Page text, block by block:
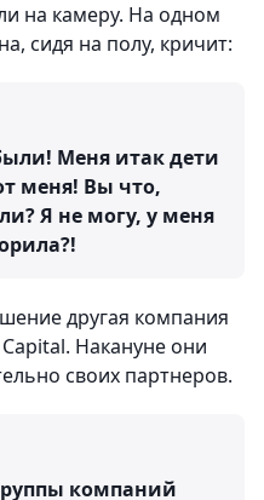
на камеру. На одном
сидя на полу, кричит:
Меня итак дети
меня! Вы что,
Я не могу, у меня
другая компания
Накануне они
своих партнеров.
компаний